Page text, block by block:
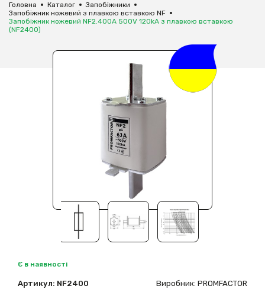
Головна Каталог
Запобіжники
Запобіжник ножевий з плавкою вставкою NF
Запобіжник ножевий NF2.400A 500V 120kA з плавкою вставкою
(NF2400)
Є в наявності
Артикул: NF2400 Виробник: PROMFACTOR